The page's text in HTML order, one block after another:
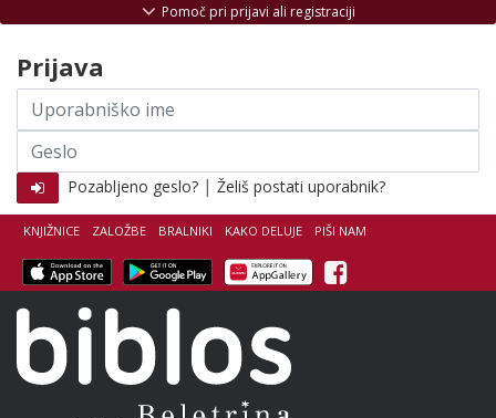
KNJIŽNICE ZALOŽBE BRALNIKI KAKO DELUJE PIŠI NAM
Facebook
Pomoč pri prijavi ali registraciji
Prijava
Uporabniško
ime
Geslo
Pozabljeno geslo? | Želiš postati uporabnik?